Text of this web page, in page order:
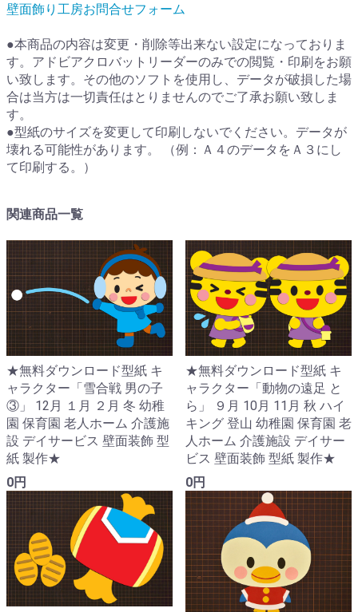
壁面飾り工房お問合せフォーム
●本商品の内容は変更・削除等出来ない設定になっておりま
す。アドビアクロバットリーダーのみでの閲覧・印刷をお願
い致します。その他のソフトを使用し、データが破損した場
合は当方は一切責任はとりませんのでご了承お願い致しま
す。
●型紙のサイズを変更して印刷しないでください。データが
壊れる可能性があります。 （例：Ａ４のデータをＡ３にし
て印刷する。）
関連商品一覧
★無料ダウンロード型紙 キ
ャラクター「雪合戦 男の子
③」 12月 １月 ２月 冬 幼稚
園 保育園 老人ホーム 介護施
設 デイサービス 壁面装飾 型
紙 製作★
0円
★無料ダウンロード型紙 キ
ャラクター「動物の遠足 と
ら」 ９月 10月 11月 秋 ハイ
キング 登山 幼稚園 保育園 老
人ホーム 介護施設 デイサー
ビス 壁面装飾 型紙 製作★
0円